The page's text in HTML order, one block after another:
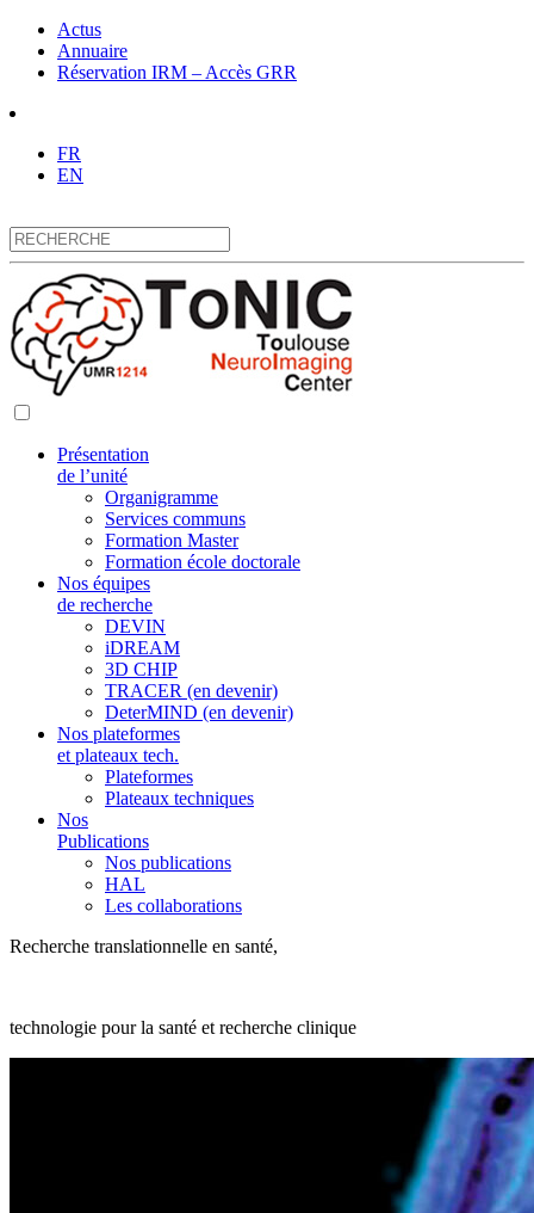
Actus
Annuaire
Réservation IRM – Accès GRR
FR
EN
Présentation
de l’unité
Organigramme
Services communs
Formation Master
Formation école doctorale
Nos équipes
de recherche
DEVIN
iDREAM
3D CHIP
TRACER (en devenir)
DeterMIND (en devenir)
Nos plateformes
et plateaux tech.
Plateformes
Plateaux techniques
Nos
Publications
Nos publications
HAL
Les collaborations
Recherche translationnelle en santé,
technologie pour la santé et recherche clinique